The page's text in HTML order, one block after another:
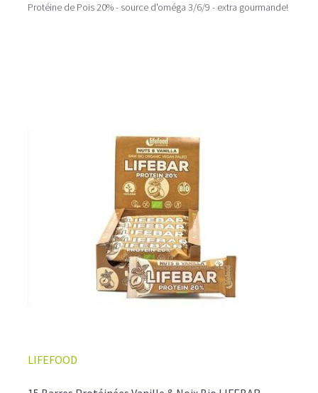
Protéine de Pois 20% - source d'oméga 3/6/9 - extra gourmande!
LIFEFOOD